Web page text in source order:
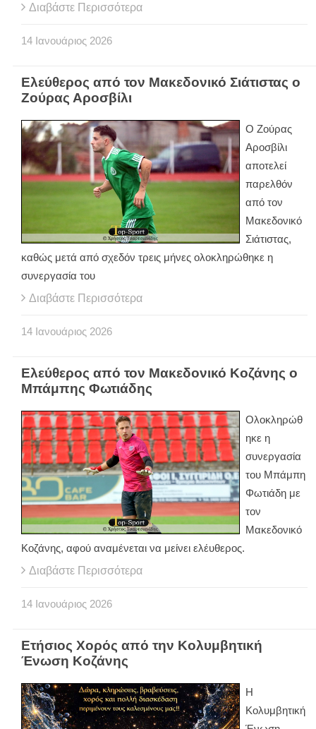
Διαβάστε Περισσότερα
14 Ιανουάριος 2026
Ελεύθερος από τον Μακεδονικό Σιάτιστας ο
Ζούρας Αροσβίλι
Ο Ζούρας
Αροσβίλι
αποτελεί
παρελθόν
από τον
Μακεδονικό
Σιάτιστας,
καθώς μετά από σχεδόν τρεις μήνες ολοκληρώθηκε η
συνεργασία του
Διαβάστε Περισσότερα
14 Ιανουάριος 2026
Ελεύθερος από τον Μακεδονικό Κοζάνης ο
Μπάμπης Φωτιάδης
Ολοκληρώθ
ηκε η
συνεργασία
του Μπάμπη
Φωτιάδη με
τον
Μακεδονικό
Κοζάνης, αφού αναμένεται να μείνει ελέυθερος.
Διαβάστε Περισσότερα
14 Ιανουάριος 2026
Ετήσιος Χορός από την Κολυμβητική
Ένωση Κοζάνης
Η
Κολυμβητική